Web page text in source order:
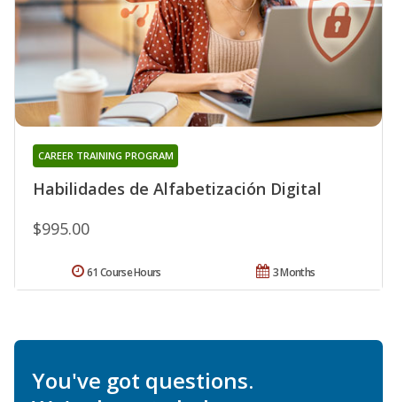
Habilidades de Alfabetización Digital
CAREER TRAINING PROGRAM
$995.00
3 Months
61 Course Hours
You've got questions.